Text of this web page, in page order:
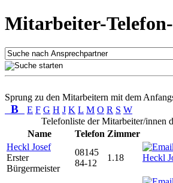
Mitarbeiter-
Sprung zu den Mitarbeitern mit dem
B E F G H J K L M O R S W
Telefonliste der Mitarbeiter/innen
Name
Telefon Zimmer
Heckl Josef
Erster
Bürgermeister
08145
84-12
1.18